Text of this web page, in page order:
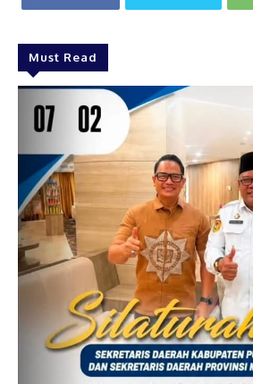
Must Read